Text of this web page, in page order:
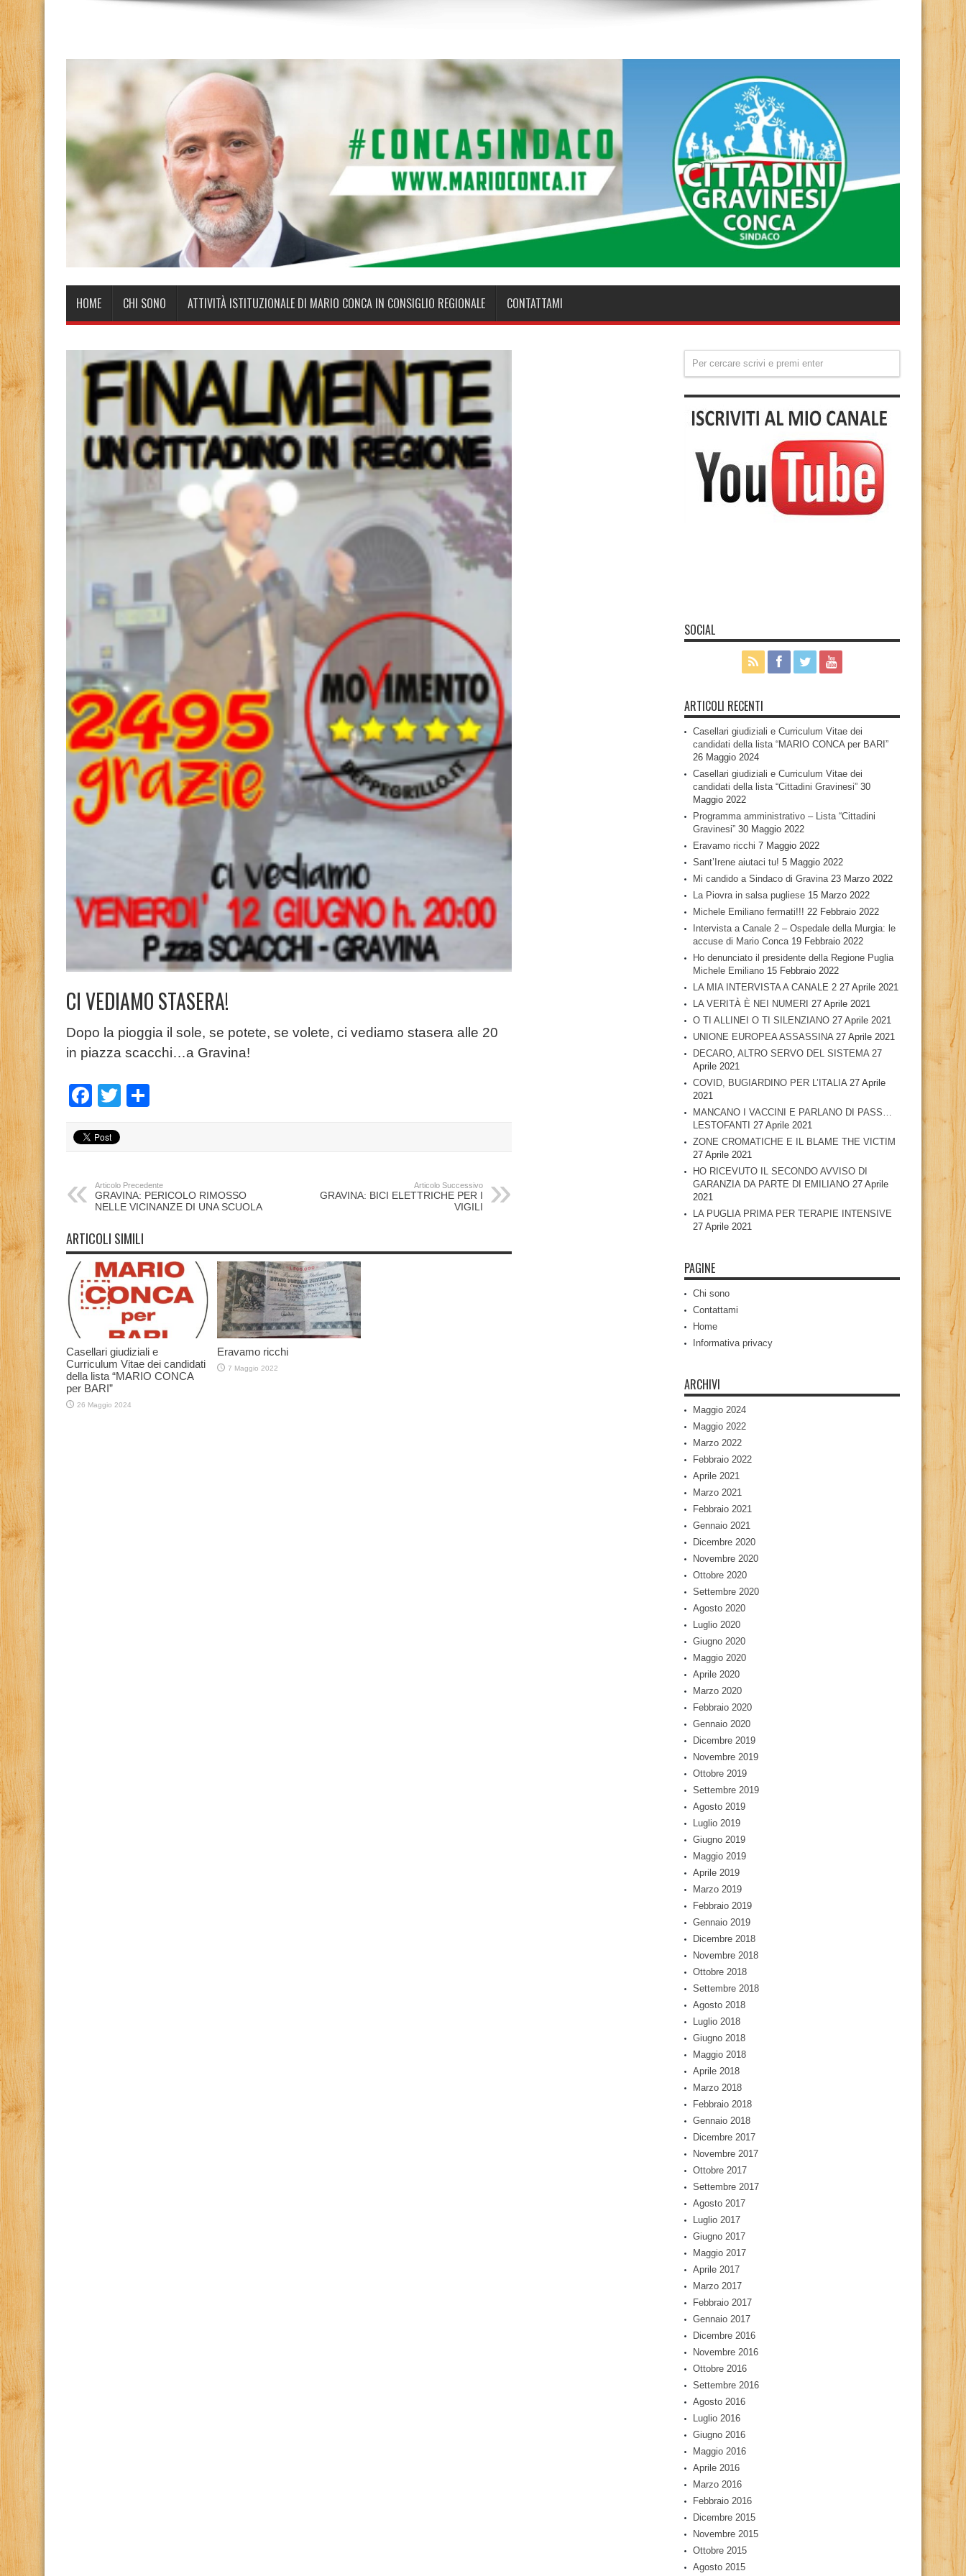
HOME CHI SONO ATTIVITÀ ISTITUZIONALE DI MARIO CONCA IN CONSIGLIO REGIONALE CONTATTAMI
CI VEDIAMO STASERA!
Dopo la pioggia il sole, se potete, se volete, ci vediamo stasera alle 20
in piazza scacchi…a Gravina!
Facebook
Twitter
Articolo Precedente
GRAVINA: PERICOLO RIMOSSO
NELLE VICINANZE DI UNA SCUOLA
Articolo Successivo
GRAVINA: BICI ELETTRICHE PER I
VIGILI
ARTICOLI SIMILI
Casellari giudiziali e
Curriculum Vitae dei candidati
della lista “MARIO CONCA
per BARI”
26 Maggio 2024
Eravamo ricchi
7 Maggio 2022
SOCIAL
ARTICOLI RECENTI
Casellari giudiziali e Curriculum Vitae dei
candidati della lista “MARIO CONCA per BARI”
26 Maggio 2024
Casellari giudiziali e Curriculum Vitae dei
candidati della lista “Cittadini Gravinesi” 30
Maggio 2022
Programma amministrativo – Lista “Cittadini
Gravinesi” 30 Maggio 2022
Eravamo ricchi 7 Maggio 2022
Sant’Irene aiutaci tu! 5 Maggio 2022
Mi candido a Sindaco di Gravina 23 Marzo 2022
La Piovra in salsa pugliese 15 Marzo 2022
Michele Emiliano fermati!!! 22 Febbraio 2022
Intervista a Canale 2 – Ospedale della Murgia: le
accuse di Mario Conca 19 Febbraio 2022
Ho denunciato il presidente della Regione Puglia
Michele Emiliano 15 Febbraio 2022
LA MIA INTERVISTA A CANALE 2 27 Aprile 2021
LA VERITÀ È NEI NUMERI 27 Aprile 2021
O TI ALLINEI O TI SILENZIANO 27 Aprile 2021
UNIONE EUROPEA ASSASSINA 27 Aprile 2021
DECARO, ALTRO SERVO DEL SISTEMA 27
Aprile 2021
COVID, BUGIARDINO PER L’ITALIA 27 Aprile
2021
MANCANO I VACCINI E PARLANO DI PASS…
LESTOFANTI 27 Aprile 2021
ZONE CROMATICHE E IL BLAME THE VICTIM
27 Aprile 2021
HO RICEVUTO IL SECONDO AVVISO DI
GARANZIA DA PARTE DI EMILIANO 27 Aprile
2021
LA PUGLIA PRIMA PER TERAPIE INTENSIVE
27 Aprile 2021
PAGINE
Chi sono
Contattami
Home
Informativa privacy
ARCHIVI
Maggio 2024
Maggio 2022
Marzo 2022
Febbraio 2022
Aprile 2021
Marzo 2021
Febbraio 2021
Gennaio 2021
Dicembre 2020
Novembre 2020
Ottobre 2020
Settembre 2020
Agosto 2020
Luglio 2020
Giugno 2020
Maggio 2020
Aprile 2020
Marzo 2020
Febbraio 2020
Gennaio 2020
Dicembre 2019
Novembre 2019
Ottobre 2019
Settembre 2019
Agosto 2019
Luglio 2019
Giugno 2019
Maggio 2019
Aprile 2019
Marzo 2019
Febbraio 2019
Gennaio 2019
Dicembre 2018
Novembre 2018
Ottobre 2018
Settembre 2018
Agosto 2018
Luglio 2018
Giugno 2018
Maggio 2018
Aprile 2018
Marzo 2018
Febbraio 2018
Gennaio 2018
Dicembre 2017
Novembre 2017
Ottobre 2017
Settembre 2017
Agosto 2017
Luglio 2017
Giugno 2017
Maggio 2017
Aprile 2017
Marzo 2017
Febbraio 2017
Gennaio 2017
Dicembre 2016
Novembre 2016
Ottobre 2016
Settembre 2016
Agosto 2016
Luglio 2016
Giugno 2016
Maggio 2016
Aprile 2016
Marzo 2016
Febbraio 2016
Dicembre 2015
Novembre 2015
Ottobre 2015
Agosto 2015